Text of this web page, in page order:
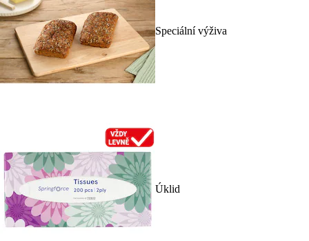
Speciální výživa
Úklid